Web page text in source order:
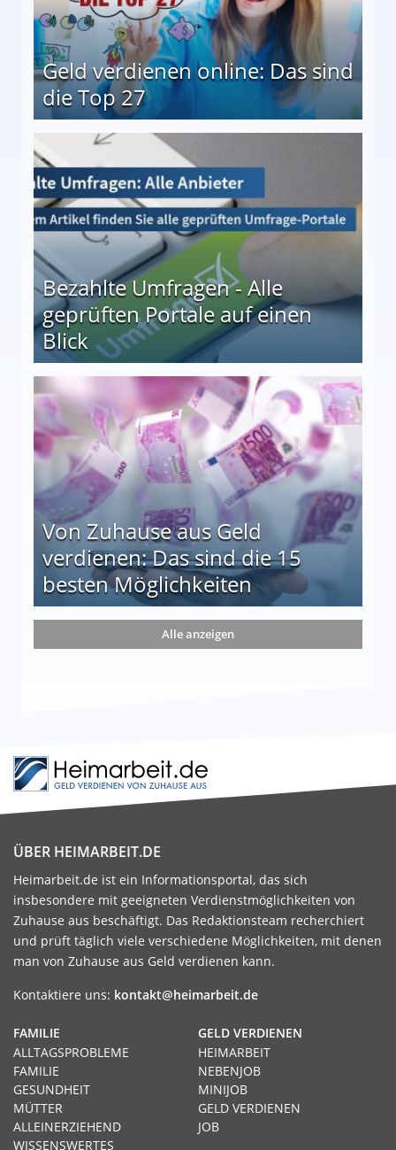
Geld verdienen online: Das sind
die Top 27
Bezahlte Umfragen - Alle
geprüften Portale auf einen
Blick
auf einen Blick
Von Zuhause aus Geld
verdienen: Das sind die 15
besten Möglichkeiten
die 15 besten Möglichkeiten
Alle anzeigen
ÜBER HEIMARBEIT.DE
Heimarbeit.de ist ein Informationsportal, das sich
insbesondere mit geeigneten Verdienstmöglichkeiten von
Zuhause aus beschäftigt. Das Redaktionsteam recherchiert
und prüft täglich viele verschiedene Möglichkeiten, mit denen
man von Zuhause aus Geld verdienen kann.
Kontaktiere uns: kontakt@heimarbeit.de
GELD VERDIENEN
HEIMARBEIT
NEBENJOB
MINIJOB
GELD VERDIENEN
JOB
FAMILIE
ALLTAGSPROBLEME
FAMILIE
GESUNDHEIT
MÜTTER
ALLEINERZIEHEND
WISSENSWERTES